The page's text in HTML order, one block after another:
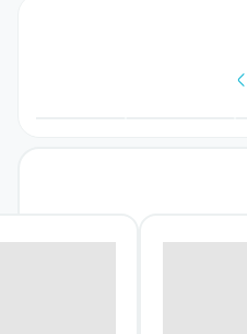
حوضچه‌ای دور از خانه
دیگر، سالوا، پسری
به مکانی امن در